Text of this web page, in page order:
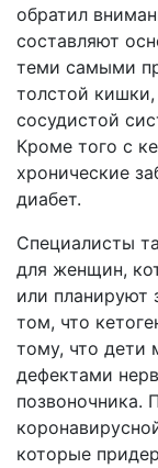
обратил
составляют
теми самыми
толстой
сосудистой
Кроме того с
хронические
диабет.
Специалисты
для женщин,
или планируют
том, что
тому, что дети
дефектами
позвоночника.
которые